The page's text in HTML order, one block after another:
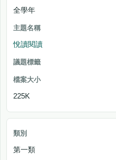
全學年
悅讀閱讀
225K
第一類